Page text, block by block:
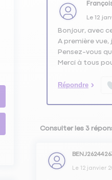
Le 12
Bonjour, avec
A première
Pensez-vous
Merci à tous
Répondre
Consulter les 3
Le 12 janvier